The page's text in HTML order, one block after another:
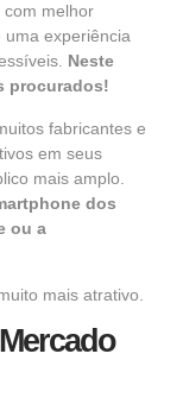
com melhor
uma experiência
Neste
procurados!
fabricantes e
em seus
mais amplo.
dos
ou a
mais atrativo.